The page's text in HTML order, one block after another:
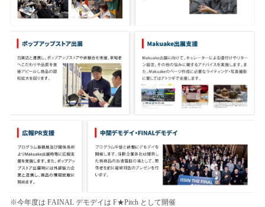
※今年度は FAINAL デモデイは F★Pitch として開催